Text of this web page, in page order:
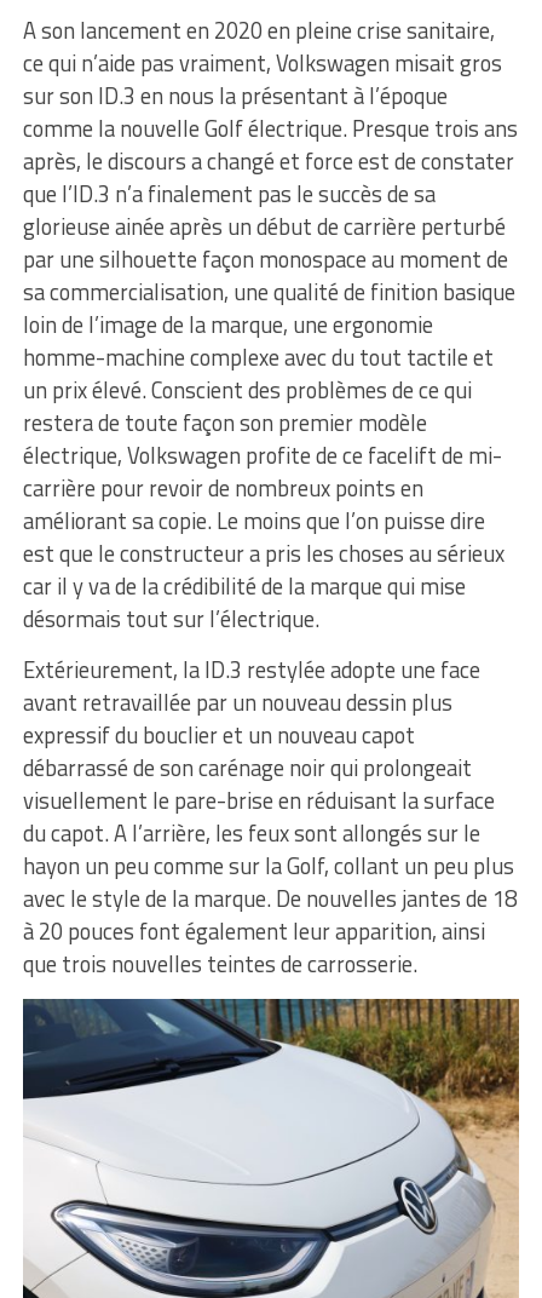
A son lancement en 2020 en pleine crise sanitaire,
ce qui n’aide pas vraiment, Volkswagen misait gros
sur son ID.3 en nous la présentant à l’époque
comme la nouvelle Golf électrique. Presque trois ans
après, le discours a changé et force est de constater
que l’ID.3 n’a finalement pas le succès de sa
glorieuse ainée après un début de carrière perturbé
par une silhouette façon monospace au moment de
sa commercialisation, une qualité de finition basique
loin de l’image de la marque, une ergonomie
homme-machine complexe avec du tout tactile et
un prix élevé. Conscient des problèmes de ce qui
restera de toute façon son premier modèle
électrique, Volkswagen profite de ce facelift de mi-
carrière pour revoir de nombreux points en
améliorant sa copie. Le moins que l’on puisse dire
est que le constructeur a pris les choses au sérieux
car il y va de la crédibilité de la marque qui mise
désormais tout sur l’électrique.
Extérieurement, la ID.3 restylée adopte une face
avant retravaillée par un nouveau dessin plus
expressif du bouclier et un nouveau capot
débarrassé de son carénage noir qui prolongeait
visuellement le pare-brise en réduisant la surface
du capot. A l’arrière, les feux sont allongés sur le
hayon un peu comme sur la Golf, collant un peu plus
avec le style de la marque. De nouvelles jantes de 18
à 20 pouces font également leur apparition, ainsi
que trois nouvelles teintes de carrosserie.